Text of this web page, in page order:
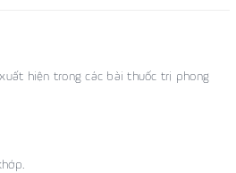
hiện trong các bài thuốc trị phong